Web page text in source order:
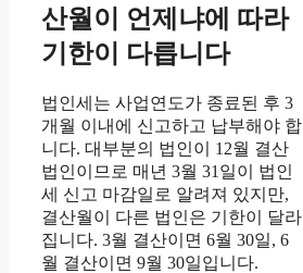
산월이 언제냐에 따라
기한이 다릅니다
법인세는 사업연도가 종료된 후 3
개월 이내에 신고하고 납부해야 합
니다. 대부분의 법인이 12월 결산
법인이므로 매년 3월 31일이 법인
세 신고 마감일로 알려져 있지만,
결산월이 다른 법인은 기한이 달라
집니다. 3월 결산이면 6월 30일, 6
월 결산이면 9월 30일입니다.